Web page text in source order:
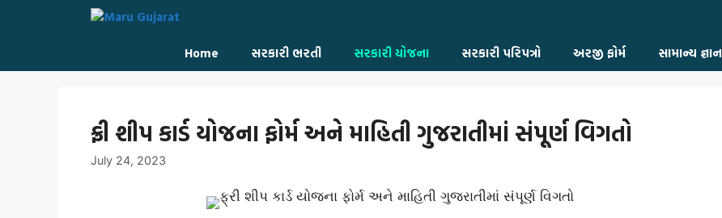
Home સરકારી ભરતી સરકારી યોજના સરકારી પરિપત્રો અરજી ફોર્મ સામાન્ય જ્ઞાન
ફ્રી શીપ કાર્ડ યોજના ફોર્મ અને માહિતી ગુજરાતીમાં સંપૂર્ણ વિગતો
July 24, 2023